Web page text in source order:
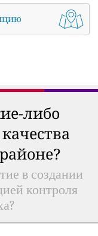
либо
в создании
контроля